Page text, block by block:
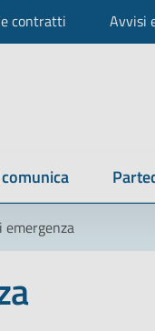
contratti Avvisi
emergenza